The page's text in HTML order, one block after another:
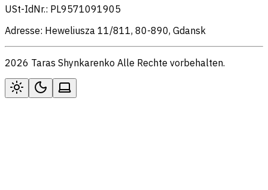
USt-IdNr.: PL9571091905
Adresse: Heweliusza 11/811, 80-890, Gdansk
2026 Taras Shynkarenko Alle Rechte vorbehalten.